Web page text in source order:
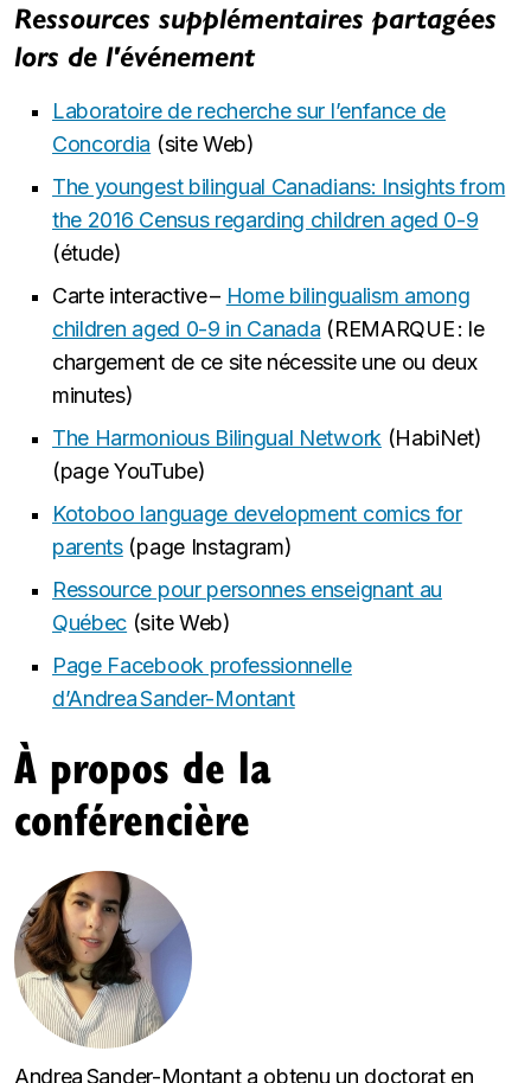
Ressources supplémentaires partagées
lors de l'événement
Laboratoire de recherche sur l’enfance de
Concordia (site Web)
The youngest bilingual Canadians: Insights from
the 2016 Census regarding children aged 0-9
(étude)
Carte interactive – Home bilingualism among
children aged 0-9 in Canada (REMARQUE : le
chargement de ce site nécessite une ou deux
minutes)
The Harmonious Bilingual Network(HabiNet)
(page YouTube)
Kotoboo language development comics for
parents (page Instagram)
Ressource pour personnes enseignant au
Québec (site Web)
Page Facebook professionnelle
d’Andrea Sander-Montant
À propos de la
conférencière
Andrea Sander-Montant a obtenu un doctorat en